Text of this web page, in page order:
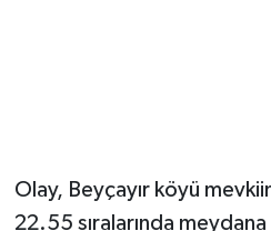
Olay, Beyçayır köyü
22.55 sıralarında